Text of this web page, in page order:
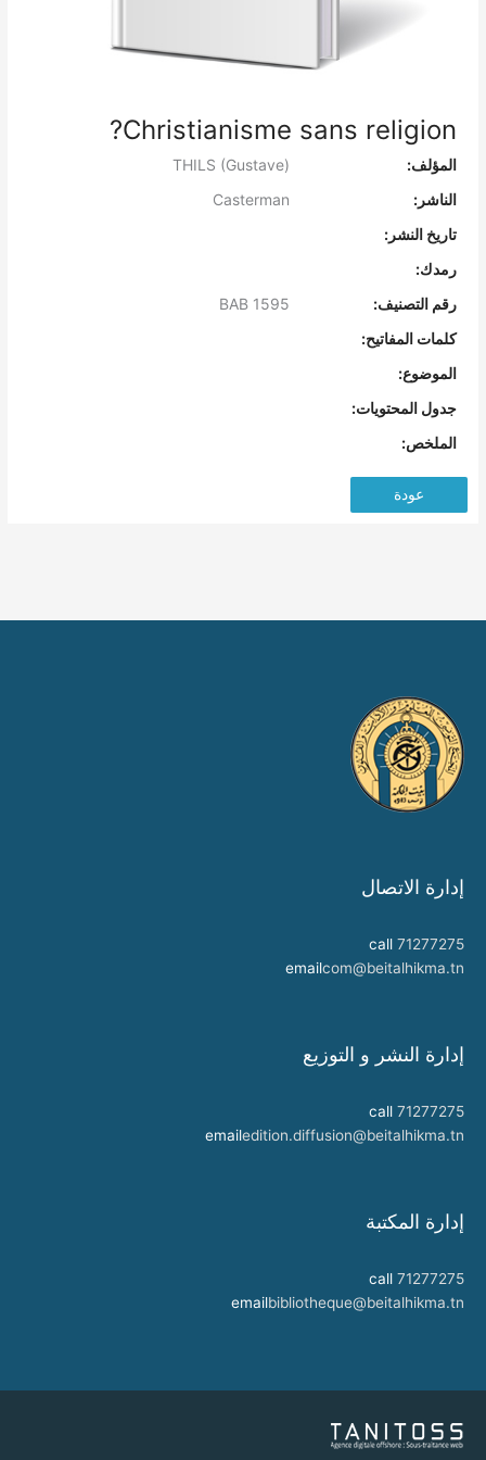
Christianisme sans religion?
المؤلف:
الناشر:
تاريخ النشر:
رمدك:
رقم التصنيف:
كلمات المفاتيح:
الموضوع:
جدول المحتويات:
الملخص:
عودة
إدارة الاتصال
call 71277275
emailcom@beitalhikma.tn
إدارة النشر و التوزيع
call 71277275
emailedition.diffusion@beitalhikma.tn
إدارة المكتبة
call 71277275
emailbibliotheque@beitalhikma.tn